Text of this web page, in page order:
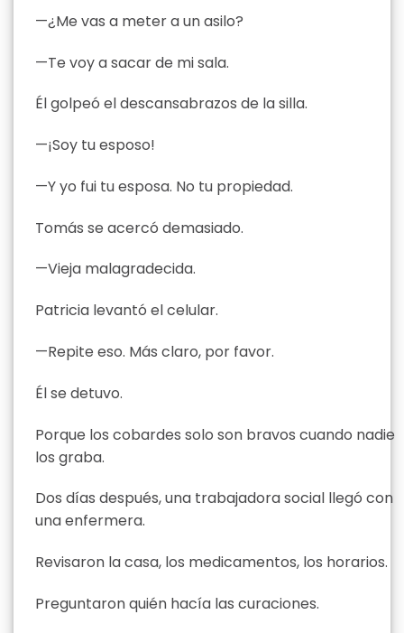
—¿Me vas a meter a un asilo?
—Te voy a sacar de mi sala.
Él golpeó el descansabrazos de la silla.
—¡Soy tu esposo!
—Y yo fui tu esposa. No tu propiedad.
Tomás se acercó demasiado.
—Vieja malagradecida.
Patricia levantó el celular.
—Repite eso. Más claro, por favor.
Él se detuvo.
Porque los cobardes solo son bravos cuando nadie
los graba.
Dos días después, una trabajadora social llegó con
una enfermera.
Revisaron la casa, los medicamentos, los horarios.
Preguntaron quién hacía las curaciones.